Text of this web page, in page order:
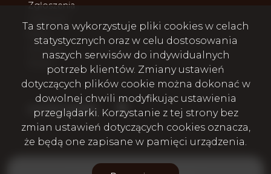
Zgłoszenia
Kontakt
social media Facebook
Ta strona wykorzystuje pliki cookies w celach
statystycznych oraz w celu dostosowania
naszych serwisów do indywidualnych
potrzeb klientów. Zmiany ustawień
dotyczących plików cookie można dokonać w
dowolnej chwili modyfikując ustawienia
przeglądarki. Korzystanie z tej strony bez
zmian ustawień dotyczących cookies oznacza,
że będą one zapisane w pamięci urządzenia.